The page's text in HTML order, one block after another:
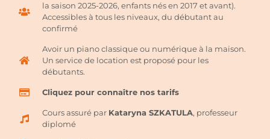
la saison 2025-2026, enfants nés en 2017 et avant).
Accessibles à tous les niveaux, du débutant au
confirmé
Avoir un piano classique ou numérique à la maison.
Un service de location est proposé pour les
débutants.
Cliquez pour connaître nos tarifs
Cours assuré par Kataryna SZKATULA, professeur
diplomé